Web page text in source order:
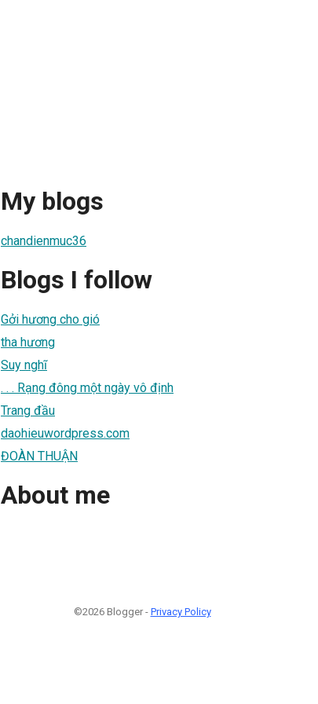
My blogs
chandienmuc36
Blogs I follow
Gởi hương cho gió
tha hương
Suy nghĩ
. . . Rạng đông một ngày vô định
Trang đầu
daohieuwordpress.com
ĐOÀN THUẬN
About me
©2026 Blogger - Privacy Policy